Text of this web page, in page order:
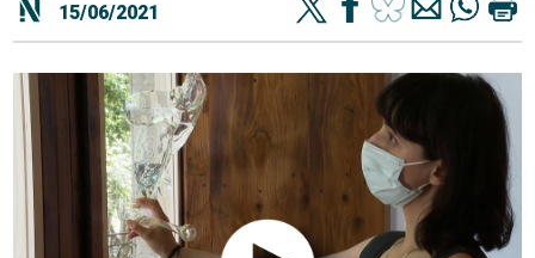
15/06/2021